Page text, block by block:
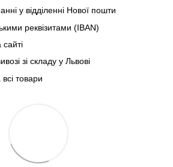
у відділенні Нової пошти
реквізитами (IBAN)
зі складу у Львові
товари